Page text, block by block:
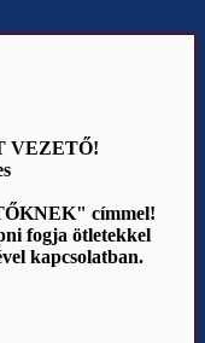
VEZETŐ!
címmel!
fogja ötletekkel
kapcsolatban.